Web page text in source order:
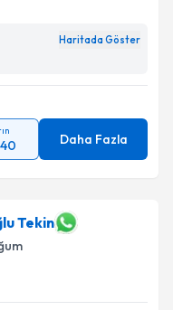
Haritada Göster
Daha Fazla
Tekin